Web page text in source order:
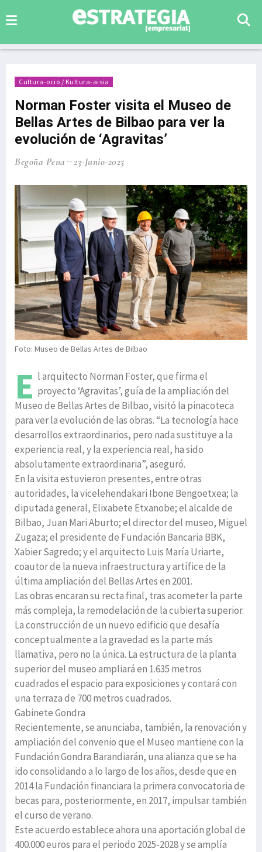
Cultura-ocio / Kultura-aisia
Norman Foster visita el Museo de
Bellas Artes de Bilbao para ver la
evolución de ‘Agravitas’
Begoña Pena 23-Junio-2025
Foto: Museo de Bellas Artes de Bilbao
E l arquitecto Norman Foster, que firma el
proyecto ‘Agravitas’, guía de la ampliación del
Museo de Bellas Artes de Bilbao, visitó la pinacoteca
para ver la evolución de las obras. “La tecnología hace
desarrollos extraordinarios, pero nada sustituye a la
experiencia real, y la experiencia real, ha sido
absolutamente extraordinaria”, aseguró.
En la visita estuvieron presentes, entre otras
autoridades, la vicelehendakari Ibone Bengoetxea; la
diputada general, Elixabete Etxanobe; el alcalde de
Bilbao, Juan Mari Aburto; el director del museo, Miguel
Zugaza; el presidente de Fundación Bancaria BBK,
Xabier Sagredo; y el arquitecto Luis María Uriarte,
coautor de la nueva infraestructura y artífice de la
última ampliación del Bellas Artes en 2001.
Las obras encaran su recta final, tras acometer la parte
más compleja, la remodelación de la cubierta superior.
La construcción de un nuevo edificio que desafía
conceptualmente a la gravedad es la parte más
llamativa, pero no la única. La estructura de la planta
superior del museo ampliará en 1.635 metros
cuadrados el espacio para exposiciones y contará con
una terraza de 700 metros cuadrados.
Gabinete Gondra
Recientemente, se anunciaba, también, la renovación y
ampliación del convenio que el Museo mantiene con la
Fundación Gondra Barandiarán, una alianza que se ha
ido consolidando a lo largo de los años, desde que en
2014 la Fundación financiara la primera convocatoria de
becas para, posteriormente, en 2017, impulsar también
el curso de verano.
Este acuerdo establece ahora una aportación global de
400.000 euros para el periodo 2025-2028 y se amplía